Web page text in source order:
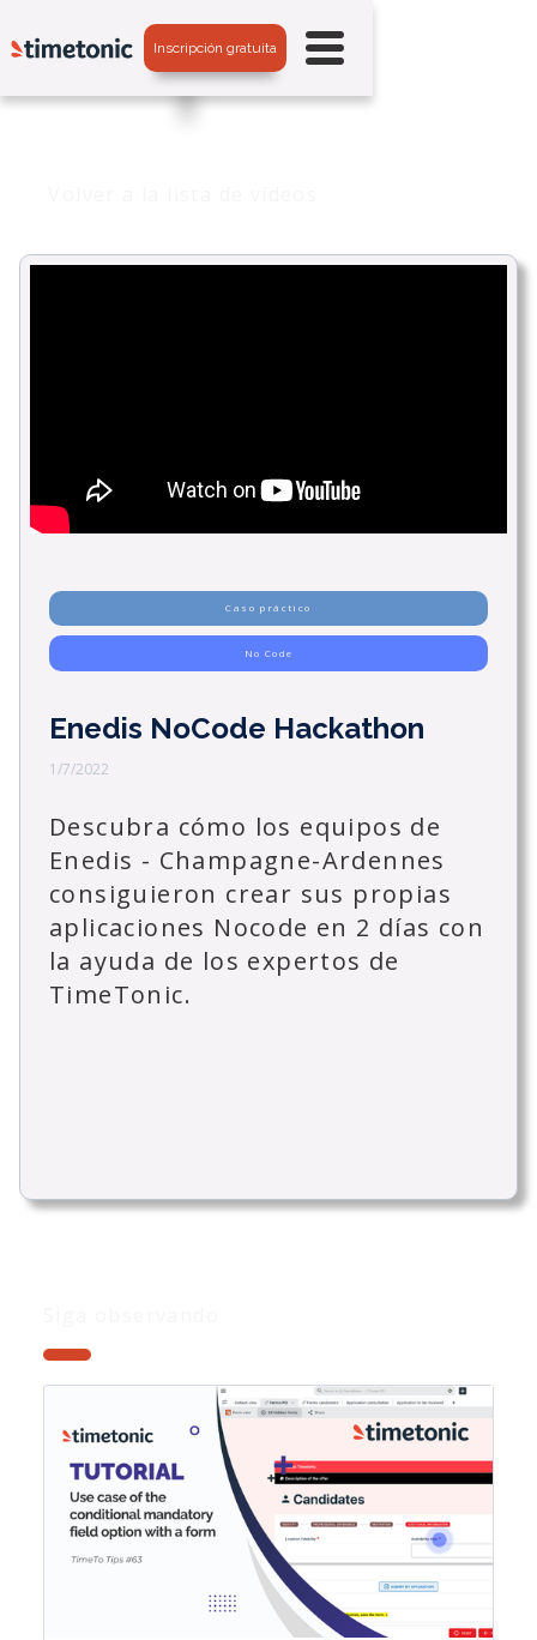
Inscripción gratuita
Caso práctico
No Code
Enedis NoCode Hackathon
1/7/2022
Descubra cómo los equipos de
Enedis - Champagne-Ardennes
consiguieron crear sus propias
aplicaciones Nocode en 2 días con
la ayuda de los expertos de
TimeTonic.